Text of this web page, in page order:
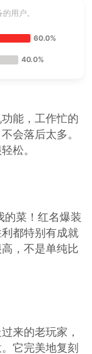
用户。
60.0%
40.0%
能，工作忙的
会落后太多。
松。
的菜！红名爆装
都特别有成就
，不是单纯比
来的老玩家，
它完美地复刻